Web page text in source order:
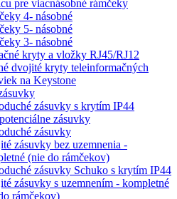
pre viacnásobné rámčeky
4- násobné
5- násobné
3- násobné
kryty a vložky RJ45/RJ12
dvojité kryty teleinformačných
na Keystone
zásuvky s krytím IP44
zásuvky
zásuvky
zásuvky bez uzemnenia -
(nie do rámčekov)
zásuvky Schuko s krytím IP44
zásuvky s uzemnením - kompletné
rámčekov)